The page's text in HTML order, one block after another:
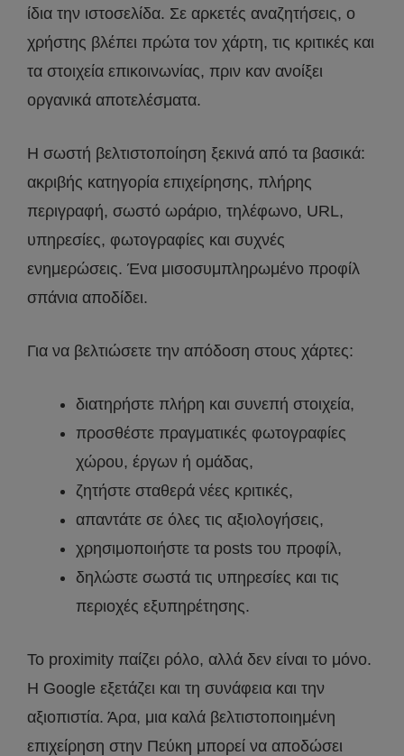
ίδια την ιστοσελίδα. Σε αρκετές αναζητήσεις, ο
χρήστης βλέπει πρώτα τον χάρτη, τις κριτικές και
τα στοιχεία επικοινωνίας, πριν καν ανοίξει
οργανικά αποτελέσματα.
Η σωστή βελτιστοποίηση ξεκινά από τα βασικά:
ακριβής κατηγορία επιχείρησης, πλήρης
περιγραφή, σωστό ωράριο, τηλέφωνο, URL,
υπηρεσίες, φωτογραφίες και συχνές
ενημερώσεις. Ένα μισοσυμπληρωμένο προφίλ
σπάνια αποδίδει.
Για να βελτιώσετε την απόδοση στους χάρτες:
διατηρήστε πλήρη και συνεπή στοιχεία,
προσθέστε πραγματικές φωτογραφίες
χώρου, έργων ή ομάδας,
ζητήστε σταθερά νέες κριτικές,
απαντάτε σε όλες τις αξιολογήσεις,
χρησιμοποιήστε τα posts του προφίλ,
δηλώστε σωστά τις υπηρεσίες και τις
περιοχές εξυπηρέτησης.
Το proximity παίζει ρόλο, αλλά δεν είναι το μόνο.
Η Google εξετάζει και τη συνάφεια και την
αξιοπιστία. Άρα, μια καλά βελτιστοποιημένη
επιχείρηση στην Πεύκη μπορεί να αποδώσει